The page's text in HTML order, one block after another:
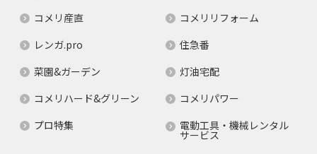
コメリ産直
コメリリフォーム
レンガ.pro
住急番
菜園&ガーデン
灯油宅配
コメリハード&グリーン
コメリパワー
プロ特集
電動工具・機械レンタル
サービス